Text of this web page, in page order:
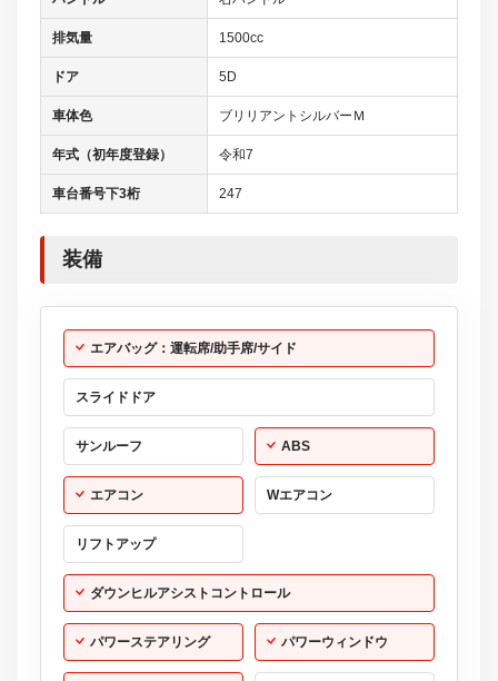
排気量 1500cc
ドア 5D
車体色 ブリリアントシルバーＭ
年式（初年度登録） 令和7
車台番号下3桁 247
装備
エアバッグ：運転席/助手席/サイド
スライドドア
サンルーフ ABS
エアコン Wエアコン
リフトアップ
ダウンヒルアシストコントロール
パワーステアリング パワーウィンドウ